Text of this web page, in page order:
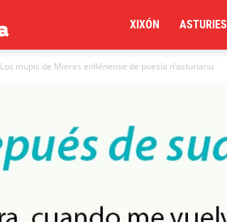
al
XIXÓN ASTURIES
Los mupis de Mieres enllénense de poesía n’asturianu